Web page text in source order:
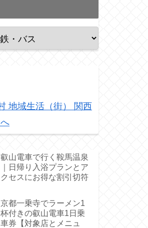
叡山電車で行く鞍馬温泉
｜日帰り入浴プランとア
クセスにお得な割引切符
京都一乗寺でラーメン1
杯付きの叡山電車1日乗
車券【対象店とメニュ